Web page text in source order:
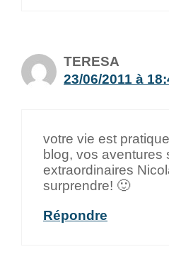
TERESA
23/06/2011 à
votre vie est
blog, vos aventures
extraordinaires
surprendre! 🙂
Répondre